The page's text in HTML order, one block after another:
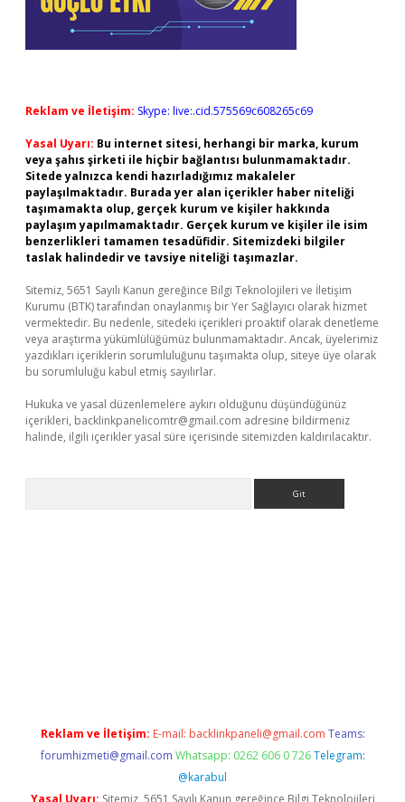
Reklam ve İletişim: Skype: live:.cid.575569c608265c69
Yasal Uyarı: Bu internet sitesi, herhangi bir marka, kurum
veya şahıs şirketi ile hiçbir bağlantısı bulunmamaktadır.
Sitede yalnızca kendi hazırladığımız makaleler
paylaşılmaktadır. Burada yer alan içerikler haber niteliği
taşımamakta olup, gerçek kurum ve kişiler hakkında
paylaşım yapılmamaktadır. Gerçek kurum ve kişiler ile isim
benzerlikleri tamamen tesadüfidir. Sitemizdeki bilgiler
taslak halindedir ve tavsiye niteliği taşımazlar.
Sitemiz, 5651 Sayılı Kanun gereğince Bilgi Teknolojileri ve İletişim
Kurumu (BTK) tarafından onaylanmış bir Yer Sağlayıcı olarak hizmet
vermektedir. Bu nedenle, sitedeki içerikleri proaktif olarak denetleme
veya araştırma yükümlülüğümüz bulunmamaktadır. Ancak, üyelerimiz
yazdıkları içeriklerin sorumluluğunu taşımakta olup, siteye üye olarak
bu sorumluluğu kabul etmiş sayılırlar.
Hukuka ve yasal düzenlemelere aykırı olduğunu düşündüğünüz
içerikleri, backlinkpanelicomtr@gmail.com adresine bildirmeniz
halinde, ilgili içerikler yasal süre içerisinde sitemizden kaldırılacaktır.
Reklam ve İletişim: E-mail: backlinkpaneli@gmail.com Teams:
forumhizmeti@gmail.com Whatsapp: 0262 606 0 726 Telegram:
@karabul
Yasal Uyarı: Sitemiz, 5651 Sayılı Kanun gereğince Bilgi Teknolojileri